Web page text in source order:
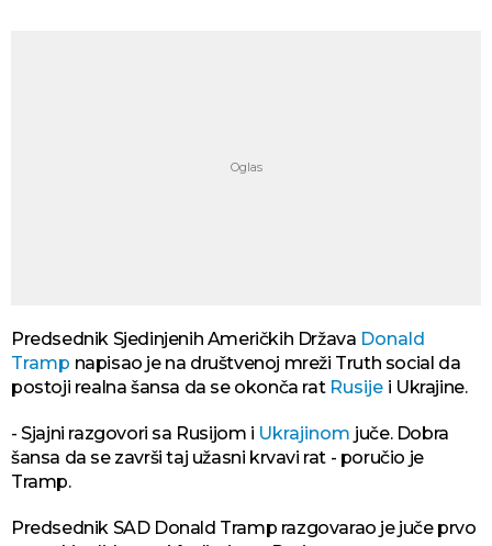
Predsednik Sjedinjenih Američkih Država Donald
Tramp napisao je na društvenoj mreži Truth social da
postoji realna šansa da se okonča rat Rusije i Ukrajine.
- Sjajni razgovori sa Rusijom i Ukrajinom juče. Dobra
šansa da se završi taj užasni krvavi rat - poručio je
Tramp.
Predsednik SAD Donald Tramp razgovarao je juče prvo